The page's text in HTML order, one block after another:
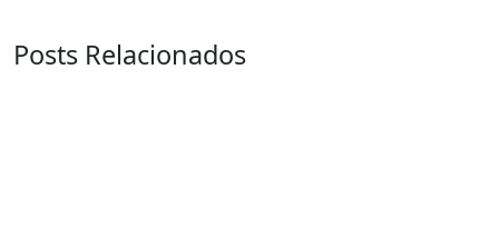
Posts Relacionados